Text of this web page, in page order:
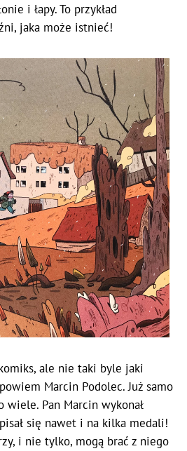
i łapy. To przykład
jaka może istnieć!
ale nie taki byle jaki
Marcin Podolec. Już samo
wiele. Pan Marcin wykonał
się nawet i na kilka medali!
i nie tylko, mogą brać z niego